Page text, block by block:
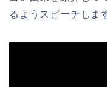
るようスピーチしま